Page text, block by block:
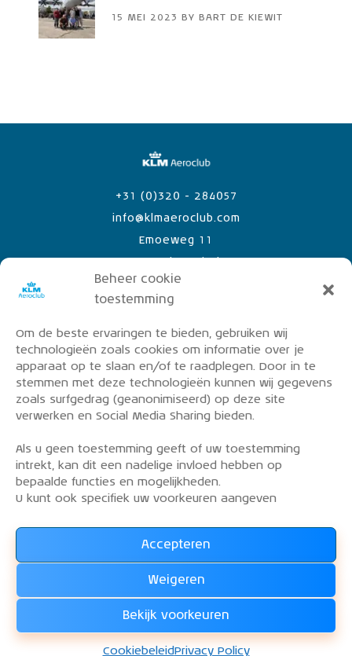
Beheer cookie
toestemming
Om de beste ervaringen te bieden, gebruiken wij
technologieën zoals cookies om informatie over je
apparaat op te slaan en/of te raadplegen. Door in te
stemmen met deze technologieën kunnen wij gegevens
zoals surfgedrag (geanonimiseerd) op deze site
verwerken en Social Media Sharing bieden.
Als u geen toestemming geeft of uw toestemming
intrekt, kan dit een nadelige invloed hebben op
bepaalde functies en mogelijkheden.
U kunt ook specifiek uw voorkeuren aangeven
Accepteren
Weigeren
Bekijk voorkeuren
Cookiebeleid Privacy Policy
15 MEI 2023 BY BART DE KIEWIT
Emoeweg 11
info@klmaeroclub.com
+31 (0)320 - 284057
PRIVACY POLICY
OVER DE KLM AEROCLUB
VLIEGLESSEN
VLOOT
Word lid van de KLM Aeroclub. Basis lid, simulator
lid of vliegend lid. Ook niet KLM-ers zijn welkom!
Lees alles over het lidmaatschap van de KLM Aeroclub
WORD LID !!!
© 2026. Alle rechten voorbehouden.